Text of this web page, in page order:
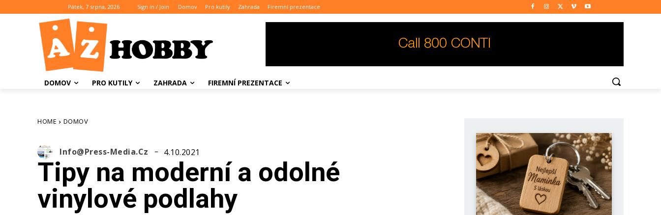
Pátek, 7 srpna, 2026 Sign in / Join Domov Pro kutily Zahrada Firemní prezentace
DOMOV PRO KUTILY ZAHRADA FIREMNÍ PREZENTACE
HOME DOMOV
Info@press-Media.cz 4.10.2021
Tipy na moderní a odolné
vinylové podlahy